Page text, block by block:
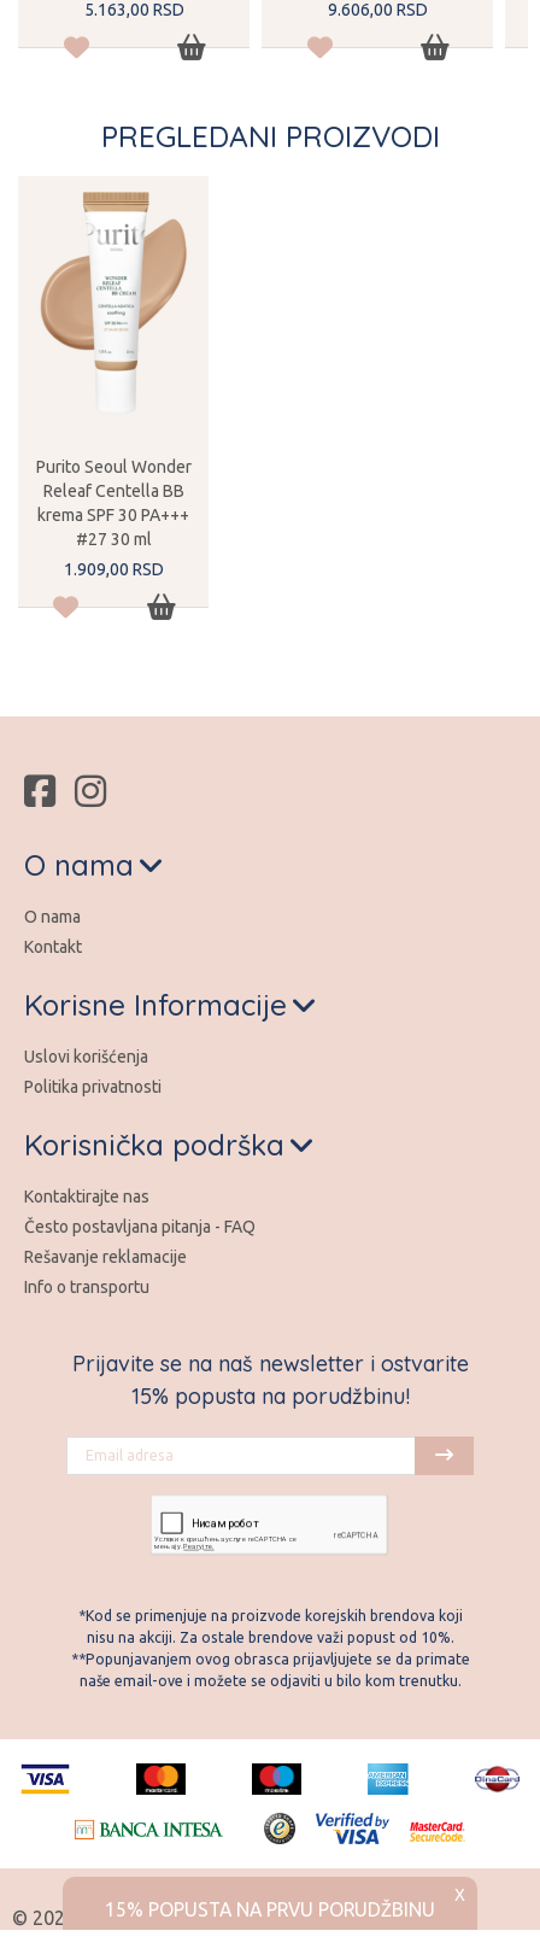
5.163,00 RSD 9.606,00 RSD
PREGLEDANI PROIZVODI
Purito Seoul Wonder
Releaf Centella BB
krema SPF 30 PA+++
#27 30 ml
1.909,00 RSD
Prijavite se na naš newsletter i ostvarite
15% popusta na porudžbinu!
*Kod se primenjuje na proizvode korejskih brendova koji
nisu na akciji. Za ostale brendove važi popust od 10%.
**Popunjavanjem ovog obrasca prijavljujete se da primate
naše email-ove i možete se odjaviti u bilo kom trenutku.
O nama
O nama
Kontakt
Korisne Informacije
Uslovi korišćenja
Politika privatnosti
Korisnička podrška
Kontaktirajte nas
Često postavljana pitanja - FAQ
Rešavanje reklamacije
Info o transportu
© 2026 Skintemple15% POPUSTA NA PRVU PORUDŽBINU
X